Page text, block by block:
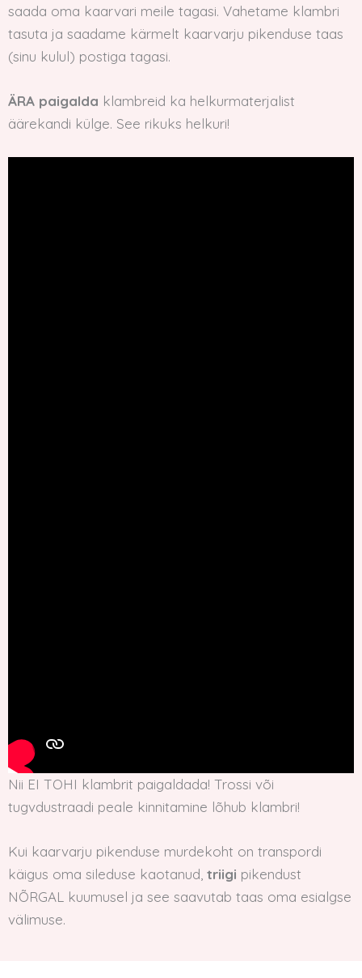
saada oma kaarvari meile tagasi. Vahetame klambri
tasuta ja saadame kärmelt kaarvarju pikenduse taas
(sinu kulul) postiga tagasi.
ÄRA paigalda klambreid ka helkurmaterjalist
äärekandi külge. See rikuks helkuri!
Nii EI TOHI klambrit paigaldada! Trossi või
tugvdustraadi peale kinnitamine lõhub klambri!
Kui kaarvarju pikenduse murdekoht on transpordi
käigus oma sileduse kaotanud, triigi pikendust
NÕRGAL kuumusel ja see saavutab taas oma esialgse
välimuse.